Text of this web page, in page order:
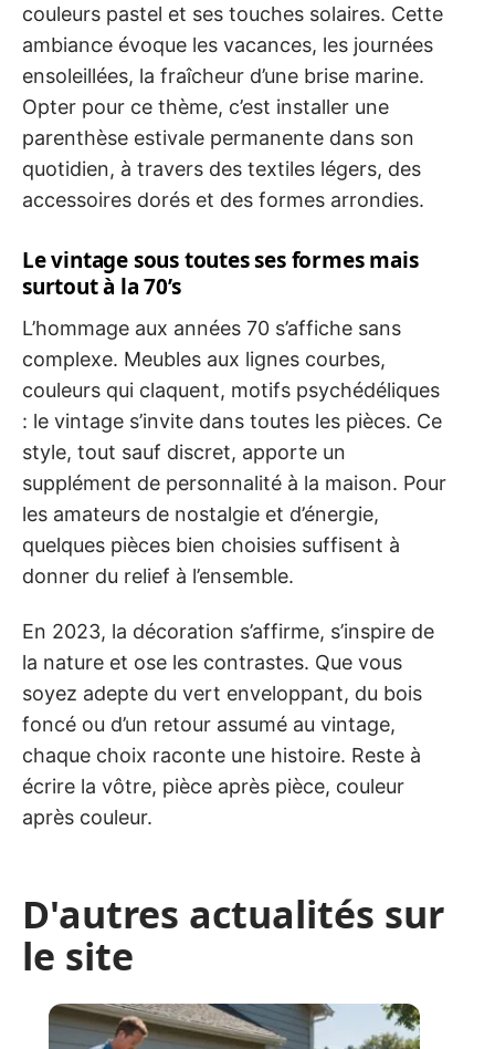
couleurs pastel et ses touches solaires. Cette
ambiance évoque les vacances, les journées
ensoleillées, la fraîcheur d’une brise marine.
Opter pour ce thème, c’est installer une
parenthèse estivale permanente dans son
quotidien, à travers des textiles légers, des
accessoires dorés et des formes arrondies.
Le vintage sous toutes ses formes mais
surtout à la 70’s
L’hommage aux années 70 s’affiche sans
complexe. Meubles aux lignes courbes,
couleurs qui claquent, motifs psychédéliques
: le vintage s’invite dans toutes les pièces. Ce
style, tout sauf discret, apporte un
supplément de personnalité à la maison. Pour
les amateurs de nostalgie et d’énergie,
quelques pièces bien choisies suffisent à
donner du relief à l’ensemble.
En 2023, la décoration s’affirme, s’inspire de
la nature et ose les contrastes. Que vous
soyez adepte du vert enveloppant, du bois
foncé ou d’un retour assumé au vintage,
chaque choix raconte une histoire. Reste à
écrire la vôtre, pièce après pièce, couleur
après couleur.
D'autres actualités sur
le site